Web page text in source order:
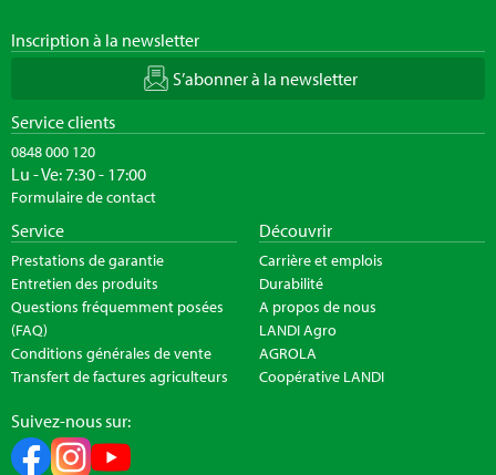
Inscription à la newsletter
S’abonner à la newsletter
Service clients
0848 000 120
Lu - Ve: 7:30 - 17:00
Formulaire de contact
Service
Prestations de garantie
Entretien des produits
Questions fréquemment posées
(FAQ)
Conditions générales de vente
Transfert de factures agriculteurs
Découvrir
Carrière et emplois
Durabilité
A propos de nous
LANDI Agro
AGROLA
Coopérative LANDI
Suivez-nous sur: